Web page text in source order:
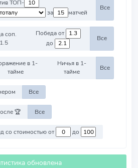
ТОП-
за
матчей
Все
соп.
Победа от
до
Все
в 1-
тайме
Ничья в 1-
тайме
Все
Все
🏆 Все
Против команд со стоимостью от до
обновлена